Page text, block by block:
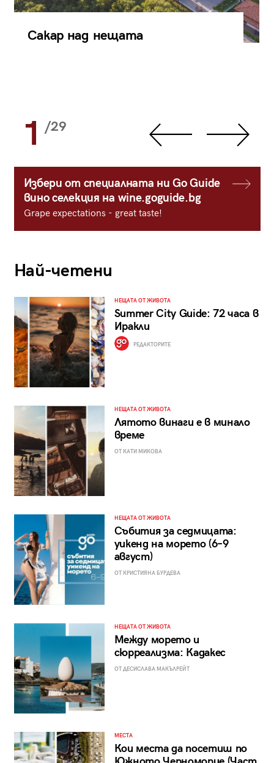
Сакар над нещата
1 /29
Избери от специалната ни Go Guide
вино селекция на wine.goguide.bg
Grape expectations - great taste!
Най-четени
НЕЩАТА ОТ ЖИВОТА
Summer City Guide: 72 часа в
Иракли
РЕДАКТОРИТЕ
НЕЩАТА ОТ ЖИВОТА
Лятото винаги е в минало
време
ОТ КАТИ МИКОВА
НЕЩАТА ОТ ЖИВОТА
Събития за седмицата:
уикенд на морето (6–9
август)
ОТ КРИСТИЯНА БУРДЕВА
НЕЩАТА ОТ ЖИВОТА
Между морето и
сюрреализма: Кадакес
ОТ ДЕСИСЛАВА МАКЪЛРЕЙТ
МЕСТА
Кои места да посетиш по